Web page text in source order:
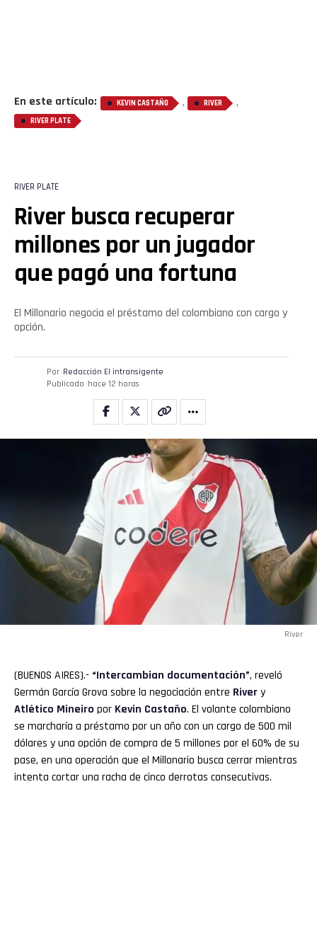
En este artículo: KEVIN CASTAÑO , RIVER ,
RIVER PLATE
RIVER PLATE
River busca recuperar
millones por un jugador
que pagó una fortuna
El Millonario negocia el préstamo del colombiano con cargo y
opción.
Por Redacción El intransigente
Publicado hace 12 horas
River
(BUENOS AIRES).- “Intercambian documentación”, reveló
Germán García Grova sobre la negociación entre Rivery
Atlético Mineiro por Kevin Castaño. El volante colombiano
se marcharía a préstamo por un año con un cargo de 500 mil
dólares y una opción de compra de 5 millones por el 60% de su
pase, en una operación que el Millonario busca cerrar mientras
intenta cortar una racha de cinco derrotas consecutivas.